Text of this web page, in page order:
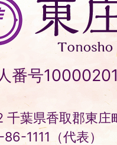
番号
葉県香取郡東庄
1111（代表）